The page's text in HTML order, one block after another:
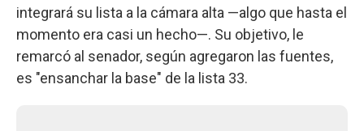
integrará su lista a la cámara alta —algo que hasta el
momento era casi un hecho—. Su objetivo, le
remarcó al senador, según agregaron las fuentes,
es "ensanchar la base" de la lista 33.